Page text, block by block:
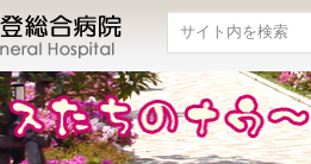
検索